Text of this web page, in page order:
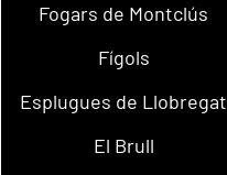
Fogars de Montclús
Fígols
Esplugues de Llobregat
El Brull